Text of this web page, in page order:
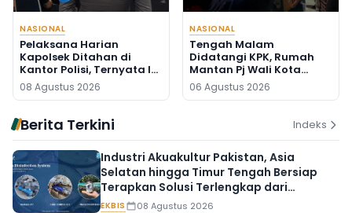
NASIONAL
Pelaksana Harian
Kapolsek Ditahan di
Kantor Polisi, Ternyata Ini
Penyebabnya
08 Agustus 2026
NASIONAL
Tengah Malam
Didatangi KPK, Rumah
Mantan Pj Wali Kota
Digeledah, Empat Koper
Dibawa
06 Agustus 2026
Berita Terkini Indeks
Industri Akuakultur Pakistan, Asia
Selatan hingga Timur Tengah Bersiap
Terapkan Solusi Terlengkap dari
Indonesia
EKBIS 08 Agustus 2026